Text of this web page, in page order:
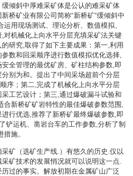
倾斜中厚难采矿体是公认的难采矿体
桥矿业有限公司简称“新桥矿”缓倾斜中
用现场测试、理论分析、数值模拟、
对机械化上向水平分层充填采矿法关键
研究,取得了如下主要成果：第一,利用
数和回采顺序进行数值模拟优化选择,
全管理的最优矿房、矿柱结构参数,即
别为和。提出了中间采场超前个分层
序；第二,完成了机械化上向水平分层
工艺设计；第三,通过爆破漏斗试验和
新桥矿矿岩特性的最佳爆破参数范围,
行优选,推荐了新桥矿最终爆破参数,即
铲运机、凿岩台车的工作参数,分析了制
施。
矿（选矿生产线.）有悠久的历史.仅以
矿技术的发展悄况就可以说明这一点.
过的事实。解放初期在金属矿山广泛